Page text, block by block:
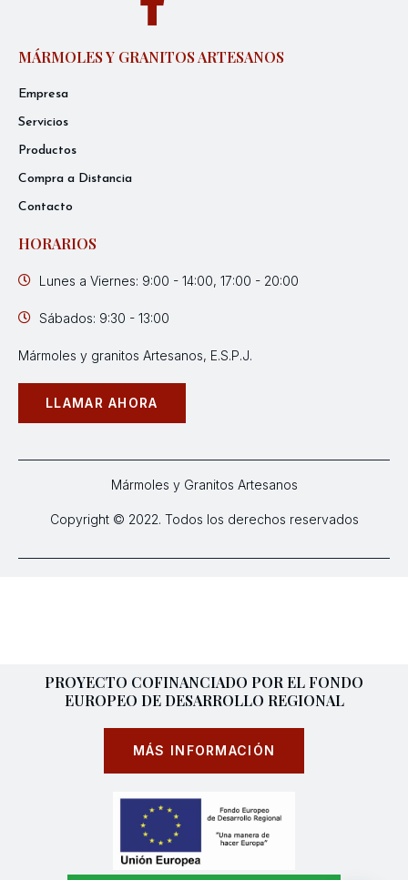
MÁRMOLES Y GRANITOS ARTESANOS
Empresa
Servicios
Productos
Compra a Distancia
Contacto
HORARIOS
Lunes a Viernes: 9:00 - 14:00, 17:00 - 20:00
Sábados: 9:30 - 13:00
Mármoles y granitos Artesanos, E.S.P.J.
LLAMAR AHORA
Mármoles y Granitos Artesanos
Copyright © 2022. Todos los derechos reservados
PROYECTO COFINANCIADO POR EL FONDO
EUROPEO DE DESARROLLO REGIONAL
MÁS INFORMACIÓN